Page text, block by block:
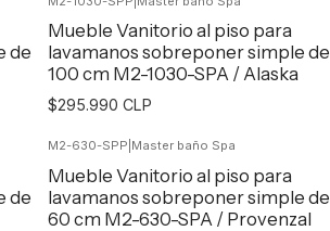
de
Mueble Vanitorio al piso para
lavamanos sobreponer simple de
100 cm M2-1030-SPA / Alaska
$295.990 CLP
de
M2-630-SPP Master baño Spa
Mueble Vanitorio al piso para
lavamanos sobreponer simple de
60 cm M2-630-SPA / Provenzal